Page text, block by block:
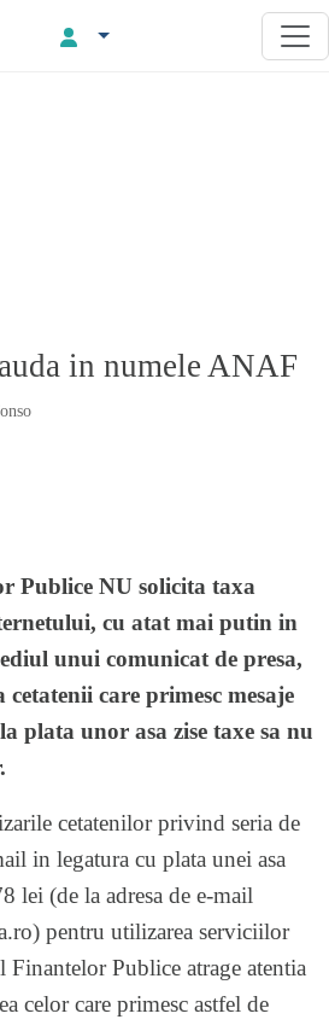
in numele ANAF
Publice NU solicita taxa
cu atat mai putin in
unui comunicat de presa,
care primesc mesaje
plata unor asa zise taxe sa nu
cetatenilor privind seria de
in legatura cu plata unei asa
lei (de la adresa de e-mail
pentru utilizarea serviciilor
Publice atrage atentia
celor care primesc astfel de